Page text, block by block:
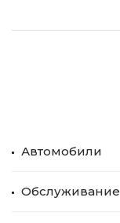
Автомобили
Обслуживание